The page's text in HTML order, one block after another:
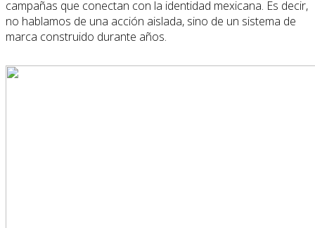
campañas que conectan con la identidad mexicana. Es decir,
no hablamos de una acción aislada, sino de un sistema de
marca construido durante años.